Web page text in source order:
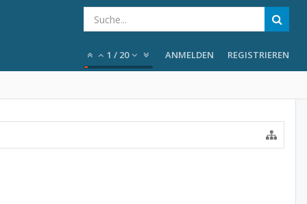
1 / 20 ANMELDEN REGISTRIEREN